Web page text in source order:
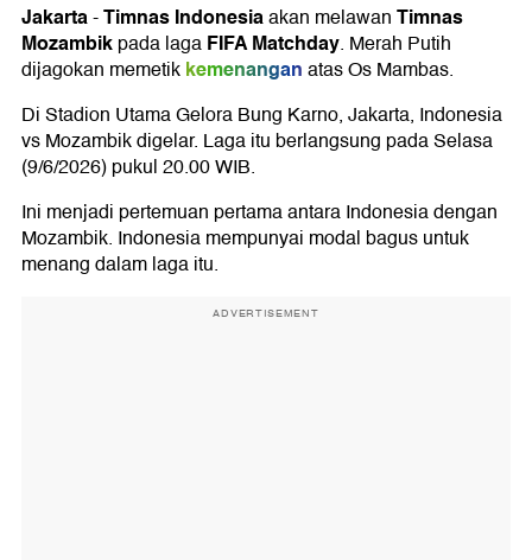
Jakarta-Timnas Indonesiaakan melawanTimnas
Mozambikpada lagaFIFA Matchday. Merah Putih
dijagokan memetikkemenanganatas Os Mambas.
Di Stadion Utama Gelora Bung Karno, Jakarta, Indonesia
vs Mozambik digelar. Laga itu berlangsung pada Selasa
(9/6/2026) pukul 20.00 WIB.
Ini menjadi pertemuan pertama antara Indonesia dengan
Mozambik. Indonesia mempunyai modal bagus untuk
menang dalam laga itu.
ADVERTISEMENT